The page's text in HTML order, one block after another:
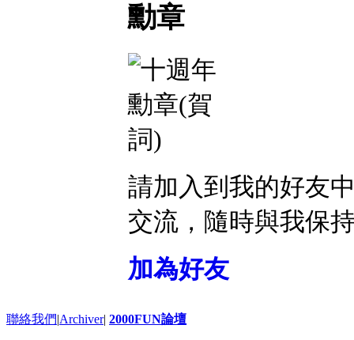
勳章
請加入到我的好友
交流，隨時與我保
加為好友
聯絡我們|Archiver| 2000FUN論壇